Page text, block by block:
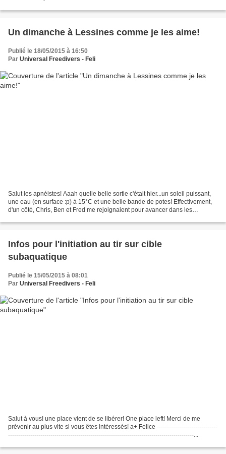
Un dimanche à Lessines comme je les aime!
Publié le 18/05/2015 à 16:50
Par Universal Freedivers - Feli
Salut les apnéistes! Aaah quelle belle sortie c'était hier...un soleil puissant,
une eau (en surface :p) à 15°C et une belle bande de potes! Effectivement,
d'un côté, Chris, Ben et Fred me rejoignaient pour avancer dans les
Infos pour l'initiation au tir sur cible
subaquatique
Publié le 15/05/2015 à 08:01
Par Universal Freedivers - Feli
Salut à vous! une place vient de se libérer! One place left! Merci de me
prévenir au plus vite si vous êtes intéressés! a+ Felice ------------------------------
--------------------------------------------------------------------------------------------...